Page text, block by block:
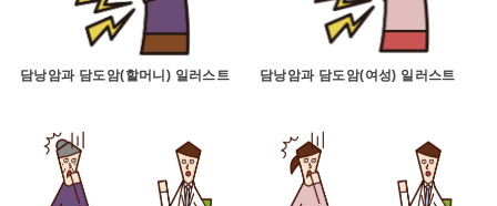
담낭암과 담도암(할머니) 일러스트 담낭암과 담도암(여성) 일러스트